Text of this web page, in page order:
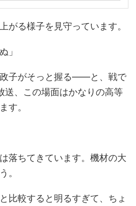
がる様子を見守っています。
」
子がそっと握る――と、戦で
送、この場面はかなりの高等
す。
落ちてきています。機材の大
。
比較すると明るすぎて、ちょ